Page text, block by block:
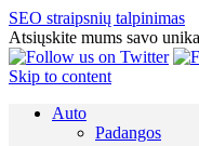
SEO straipsnių talpinimas
Atsiųskite mums savo
Skip to content
Auto
Padangos